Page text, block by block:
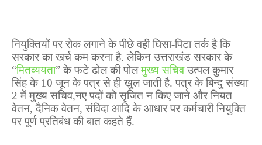
नियुक्तियों पर रोक लगाने के पीछे वही घिसा-पिटा तर्क है कि
सरकार का खर्च कम करना है. लेकिन उत्तराखंड सरकार के
“मितव्ययता” के फटे ढोल की पोलमुख्य सचिवउत्पल कुमार
सिंह के 10 जून के पत्र से ही खुल जाती है. पत्र के बिन्दु संख्या
2 में मुख्य सचिव,नए पदों को सृजित न किए जाने और नियत
वेतन, दैनिक वेतन, संविदा आदि के आधार पर कर्मचारी नियुक्ति
पर पूर्ण प्रतिबंध की बात कहते हैं.